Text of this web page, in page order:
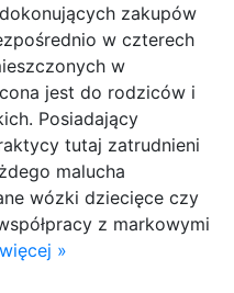
zakupów
w czterech
w
jest do rodziców i
Posiadający
tutaj zatrudnieni
malucha
wózki dziecięce czy
z markowymi
»